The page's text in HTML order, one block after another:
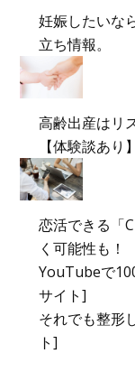
妊娠したいな
立ち情報。
高齢出産はリ
【体験談あり】
恋活できる「
く可能性も！
YouTubeで
サイト]
それでも整形
ト]